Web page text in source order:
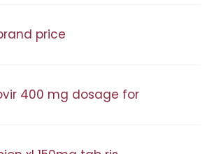
price
400 mg dosage for